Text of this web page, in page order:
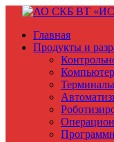
Главная
Продукты и